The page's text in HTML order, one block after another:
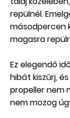
repülnél.
másodpercen
magasra
Ez elegendő
hibát kiszűrj,
propeller nem
nem mozog